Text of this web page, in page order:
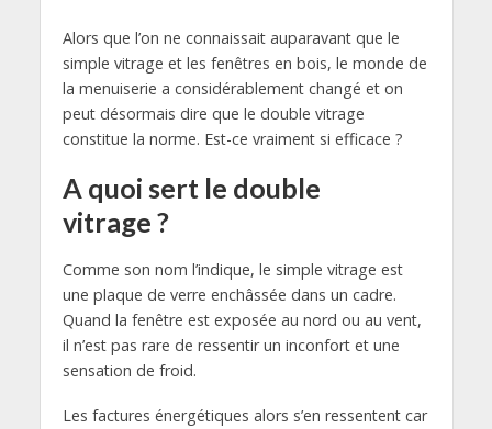
Alors que l’on ne connaissait auparavant que le
simple vitrage et les fenêtres en bois, le monde de
la menuiserie a considérablement changé et on
peut désormais dire que le double vitrage
constitue la norme. Est-ce vraiment si efficace ?
A quoi sert le double
vitrage ?
Comme son nom l’indique, le simple vitrage est
une plaque de verre enchâssée dans un cadre.
Quand la fenêtre est exposée au nord ou au vent,
il n’est pas rare de ressentir un inconfort et une
sensation de froid.
Les factures énergétiques alors s’en ressentent car